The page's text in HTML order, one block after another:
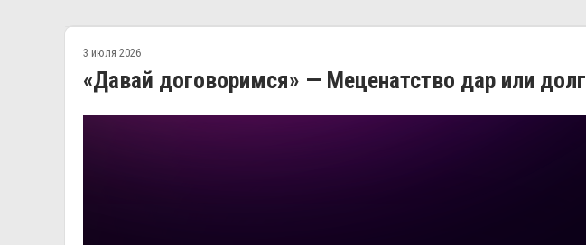
3 июля 2026
«Давай договоримся» — Меценатство дар или долг